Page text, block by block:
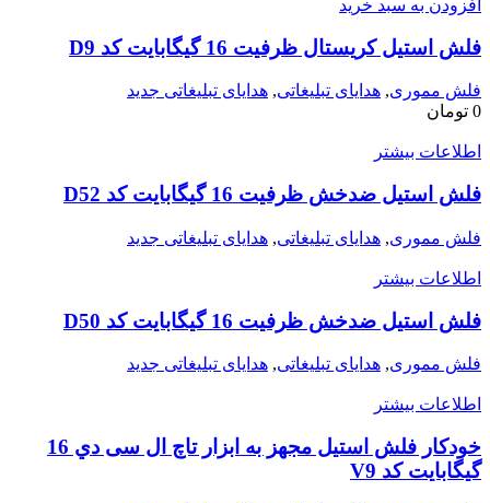
افزودن به سبد خرید
فلش استیل کریستال ظرفیت 16 گیگابایت کد D9
فلش مموری, هدایای تبلیغاتی, هدایای تبلیغاتی جدید
0 تومان
اطلاعات بیشتر
فلش استیل ضدخش ظرفیت 16 گیگابایت کد D52
فلش مموری, هدایای تبلیغاتی, هدایای تبلیغاتی جدید
اطلاعات بیشتر
فلش استیل ضدخش ظرفیت 16 گیگابایت کد D50
فلش مموری, هدایای تبلیغاتی, هدایای تبلیغاتی جدید
اطلاعات بیشتر
خودکار فلش استیل مجهز به ابزار تاچ ال سی دي 16
گیگابایت کد V9